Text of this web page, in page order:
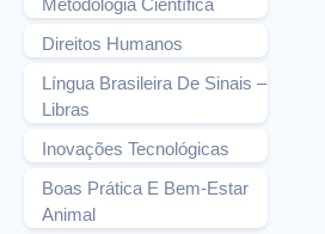
Metodologia Científica
Direitos Humanos
Língua Brasileira De Sinais –
Libras
Inovações Tecnológicas
Boas Prática E Bem-Estar
Animal